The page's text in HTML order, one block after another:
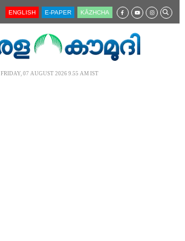
ENGLISH E-PAPER KĀZHCHA
FRIDAY, 07 AUGUST 2026 9.55 AM IST